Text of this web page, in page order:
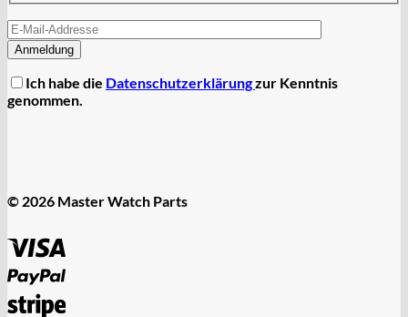
Ich habe die Datenschutzerklärungzur Kenntnis
genommen.
© 2026 Master Watch Parts
PayPal
Stripe